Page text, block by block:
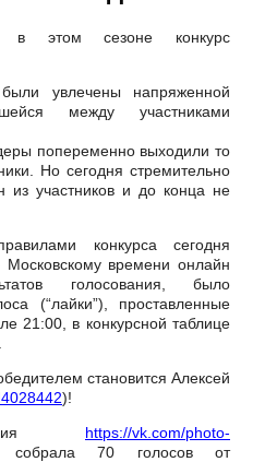
в этом сезоне конкурс
увлечены напряженной
между участниками
попеременно выходили то
Но сегодня стремительно
из участников и до конца не
конкурса сегодня
времени онлайн
голосования, было
(“лайки”), проставленные
21:00, в конкурсной таблице
становится Алексей
)!
https://vk.com/photo-
собрала 70 голосов от